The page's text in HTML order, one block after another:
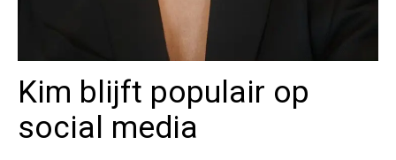
Kim blijft populair op
social media